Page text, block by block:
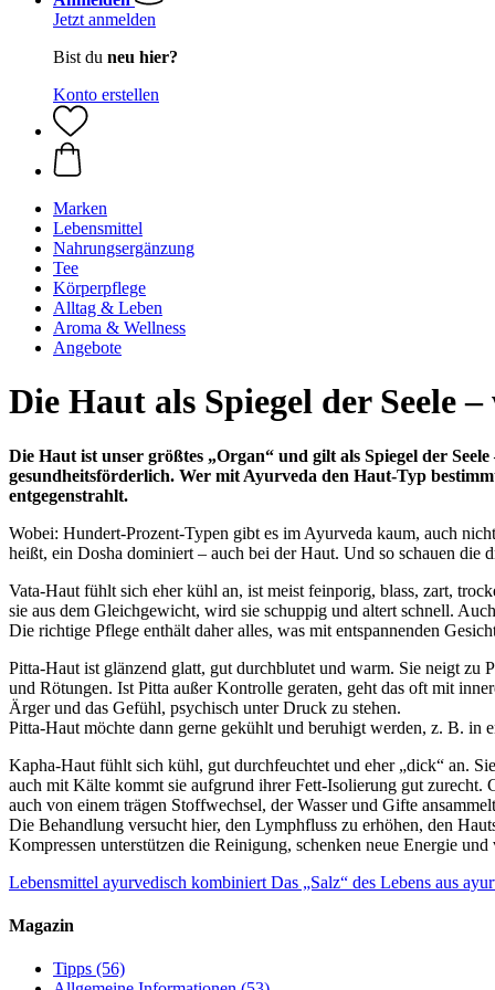
Jetzt anmelden
Bist du neu hier?
Konto erstellen
Marken
Lebensmittel
Nahrungsergänzung
Tee
Körperpflege
Alltag & Leben
Aroma & Wellness
Angebote
Die Haut als Spiegel der Seele
Die Haut ist unser größtes „Organ“ und gilt als Spiegel der
gesundheitsförderlich. Wer mit Ayurveda den Haut-Typ
entgegenstrahlt.
Wobei: Hundert-Prozent-Typen gibt es im Ayurveda kaum, auch
heißt, ein Dosha dominiert – auch bei der Haut. Und so schauen
Vata-Haut fühlt sich eher kühl an, ist meist feinporig, blass, zart,
sie aus dem Gleichgewicht, wird sie schuppig und altert schnell.
Die richtige Pflege enthält daher alles, was mit entspannenden
Pitta-Haut ist glänzend glatt, gut durchblutet und warm. Sie neigt zu
und Rötungen. Ist Pitta außer Kontrolle geraten, geht das oft mit
Ärger und das Gefühl, psychisch unter Druck zu stehen.
Pitta-Haut möchte dann gerne gekühlt und beruhigt werden, z. B. in
Kapha-Haut fühlt sich kühl, gut durchfeuchtet und eher „dick“ an.
auch mit Kälte kommt sie aufgrund ihrer Fett-Isolierung gut zurecht.
auch von einem trägen Stoffwechsel, der Wasser und Gifte
Die Behandlung versucht hier, den Lymphfluss zu erhöhen, den
Kompressen unterstützen die Reinigung, schenken neue Energie
Lebensmittel ayurvedisch kombiniert Das „Salz“ des Lebens aus
Magazin
Tipps (56)